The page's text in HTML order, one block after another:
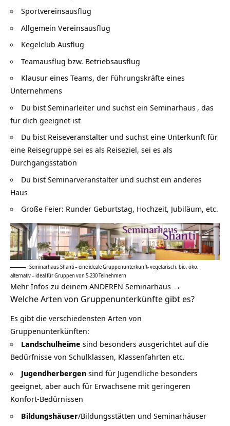
Sportvereinsausflug
Allgemein Vereinsausflug
Kegelclub Ausflug
Teamausflug bzw. Betriebsausflug
Klausur eines Teams, der Führungskräfte eines
Unternehmens
Du bist Seminarleiter und suchst ein Seminarhaus , das
für dich geeignet ist
Du bist Reiseveranstalter und suchst eine Unterkunft für
eine Reisegruppe sei es als Reiseziel, sei es als
Durchgangsstation
Du bist Seminarveranstalter und suchst ein anderes
Haus
Große Feier: Runder Geburtstag, Hochzeit, Jubiläum, etc.
Seminarhaus Shanti – eine ideale Gruppenunterkunft- vegetarisch, bio, öko,
alternativ – ideal für Gruppen von 5-230 Teilnehmern
Mehr Infos zu deinem ANDEREN Seminarhaus →
Welche Arten von Gruppenunterkünfte gibt es?
Es gibt die verschiedensten Arten von
Gruppenunterkünften:
Landschulheime sind besonders ausgerichtet auf die
Bedürfnisse von Schulklassen, Klassenfahrten etc.
Jugendherbergen sind für Jugendliche besonders
geeignet, aber auch für Erwachsene mit geringeren
Konfort-Bedürnissen
Bildungshäuser/Bildungsstätten und Seminarhäuser